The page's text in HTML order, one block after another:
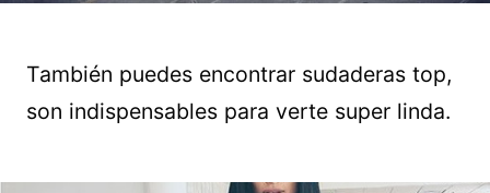
También puedes encontrar sudaderas top,
son indispensables para verte super linda.